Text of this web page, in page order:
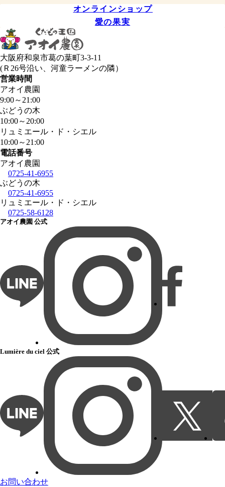
オンラインショップ
愛の果実
大阪府和泉市葛の葉町3-3-11
(Ｒ26号沿い、河童ラーメンの隣）
営業時間
アオイ農園
9:00～ 21:00
ぶどうの木
10:00～ 20:00
リュミエール・ド・シエル
10:00～ 21:00
電話番号
アオイ農園
0725-41-6955
ぶどうの木
0725-41-6955
リュミエール・ド・シエル
0725-58-6128
アオイ農園 公式
Lumière du ciel 公式
お問い合わせ